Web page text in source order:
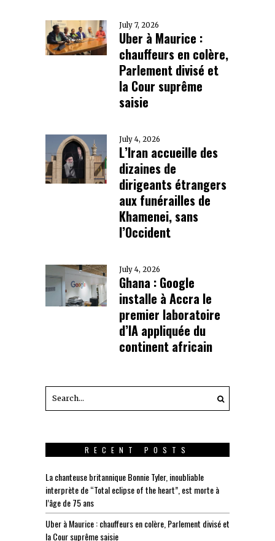
July 7, 2026
Uber à Maurice :
chauffeurs en colère,
Parlement divisé et
la Cour suprême
saisie
July 4, 2026
L’Iran accueille des
dizaines de
dirigeants étrangers
aux funérailles de
Khamenei, sans
l’Occident
July 4, 2026
Ghana : Google
installe à Accra le
premier laboratoire
d’IA appliquée du
continent africain
RECENT POSTS
La chanteuse britannique Bonnie Tyler, inoubliable
interprète de “Total eclipse of the heart”, est morte à
l’âge de 75 ans
Uber à Maurice : chauffeurs en colère, Parlement divisé et
la Cour suprême saisie